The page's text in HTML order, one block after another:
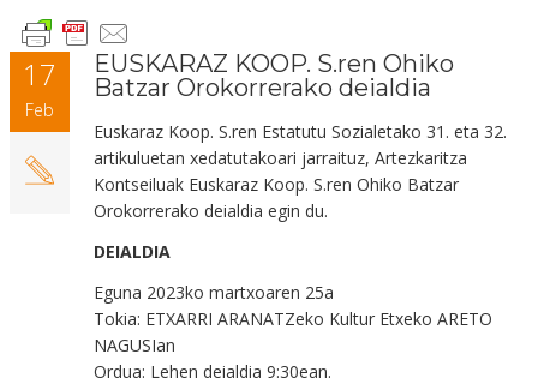
17
Feb
EUSKARAZ KOOP. S.ren Ohiko
Batzar Orokorrerako deialdia
Euskaraz Koop. S.ren Estatutu Sozialetako 31. eta 32.
artikuluetan xedatutakoari jarraituz, Artezkaritza
Kontseiluak Euskaraz Koop. S.ren Ohiko Batzar
Orokorrerako deialdia egin du.
DEIALDIA
Eguna 2023ko martxoaren 25a
Tokia: ETXARRI ARANATZeko Kultur Etxeko ARETO
NAGUSIan
Ordua: Lehen deialdia 9:30ean.